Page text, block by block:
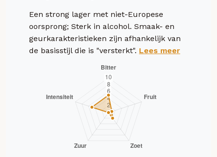
Een strong lager met niet-Europese
oorsprong; Sterk in alcohol. Smaak- en
geurkarakteristieken zijn afhankelijk van
de basisstijl die is "versterkt". Lees meer